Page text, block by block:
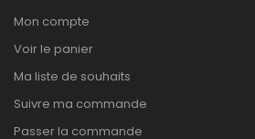
Mon compte
Voir le panier
Ma liste de souhaits
Suivre ma commande
Passer la commande